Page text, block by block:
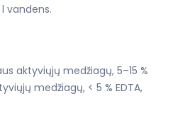
vandens.
aktyviųjų medžiagų, 5–15 %
medžiagų, < 5 % EDTA,